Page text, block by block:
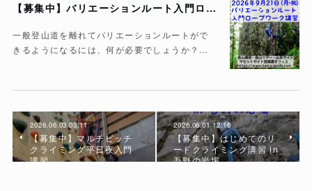
【募集中】バリエーションルート入門ロープワーク講習
一般登山道を離れてバリエーションルートがで
きるようになるには、何が必要でしょうか？…
2026.06.03 03:11
【募集中】マルチピッチ
クライミング平日夜入門
講習
2026.06.01 12:16
【募集中】はじめてのリ
ードクライミング講習 in
吾野の岩場